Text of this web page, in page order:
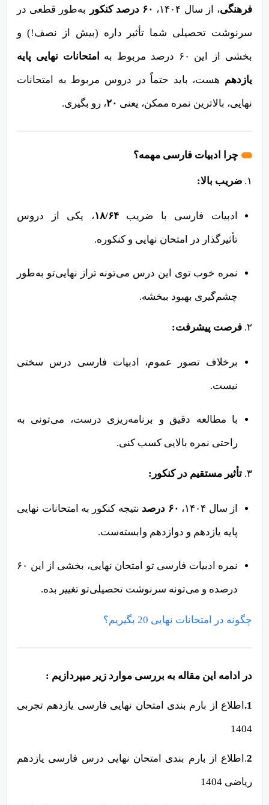
فرهنگی، از سال ۱۴۰۴، ۶۰ درصد کنکور به‌طور قطعی در
سرنوشت تحصیلی شما تأثیر داره (بیش از نصف!) و
بخشی از این ۶۰ درصد مربوط به امتحانات نهایی پایه
یازدهم هست، باید حتماً در دروس مربوط به امتحانات
نهایی، بالاترین نمره ممکن، یعنی ۲۰، رو بگیری.
چرا ادبیات فارسی مهمه؟
۱. ضریب بالا:
ادبیات فارسی با ضریب۱۸/۶۴، یکی از دروس
تأثیرگذار در امتحان نهایی و کنکوره.
نمره خوب توی این درس می‌تونه تراز نهایی‌تو به‌طور
چشم‌گیری بهبود ببخشه.
۲. فرصت پیشرفت:
برخلاف تصور عموم، ادبیات فارسی درس سختی
نیست.
با مطالعه دقیق و برنامه‌ریزی درست، می‌تونی به
راحتی نمره بالایی کسب کنی.
۳. تأثیر مستقیم در کنکور:
از سال ۱۴۰۴، ۶۰ درصد نتیجه کنکور به امتحانات نهایی
پایه یازدهم و دوازدهم وابسته‌ست.
نمره ادبیات فارسی تو امتحان نهایی، بخشی از این ۶۰
درصده و می‌تونه سرنوشت تحصیلی‌تو تغییر بده.
چگونه در امتحانات نهایی 20 بگیریم؟
در ادامه این مقاله به بررسی موارد زیر میپردازیم :
1. اطلاع از بارم بندی امتحان نهایی فارسی یازدهم تجربی
1404
2.اطلاع از بارم بندی امتحان نهایی درس فارسی یازدهم
ریاضی 1404